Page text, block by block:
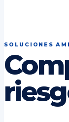
SOLUCIONES